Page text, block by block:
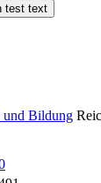
test text
und Bildung